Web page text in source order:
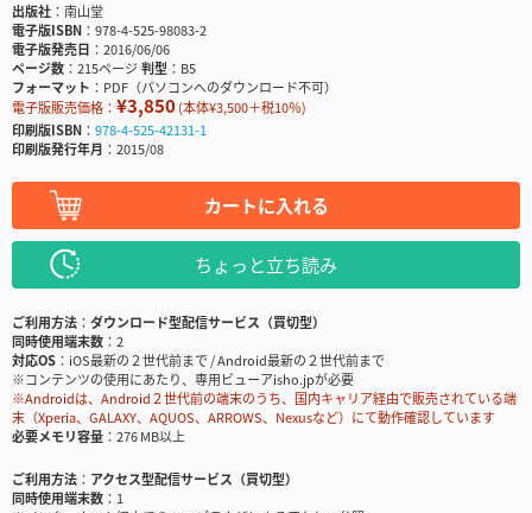
出版社
南山堂
電子版ISBN
978-4-525-98083-2
電子版発売日
2016/06/06
ページ数
215ページ判型
B5
フォーマット
PDF（パソコンへのダウンロード不可）
電子版販売価格： ¥3,850(本体¥3,500＋税10％)
印刷版ISBN
978-4-525-42131-1
印刷版発行年月
2015/08
カートに入れる
ちょっと立ち読み
ご利用方法
ダウンロード型配信サービス（買切型）
同時使用端末数
2
対応OS
iOS最新の２世代前まで / Android最新の２世代前まで
※コンテンツの使用にあたり、専用ビューアisho.jpが必要
※Androidは、Android２世代前の端末のうち、国内キャリア経由で販売されている端
末（Xperia、GALAXY、AQUOS、ARROWS、Nexusなど）にて動作確認しています
必要メモリ容量
276 MB以上
ご利用方法
アクセス型配信サービス（買切型）
同時使用端末数
1